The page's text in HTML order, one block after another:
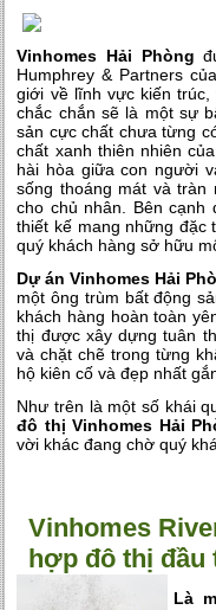
Vinhomes Hải Phòng
Humphrey & Partners
giới về lĩnh vực kiến
chắc chắn sẽ là một sự
sản cực chất chưa từng
chất xanh thiên nhiên
hài hòa giữa con người
sống thoáng mát và tràn
cho chủ nhân. Bên cạnh
thiết kế mang những đặc
quý khách hàng sở hữu
Dự án Vinhomes Hải
một ông trùm bất động
khách hàng hoàn toàn
thị được xây dựng tuân
và chặt chẽ trong từng
hộ kiên cố và đẹp nhất
Như trên là một số khái
đô thị Vinhomes Hải
vời khác đang chờ quý
Vinhomes
hợp đô thị đầu
Là